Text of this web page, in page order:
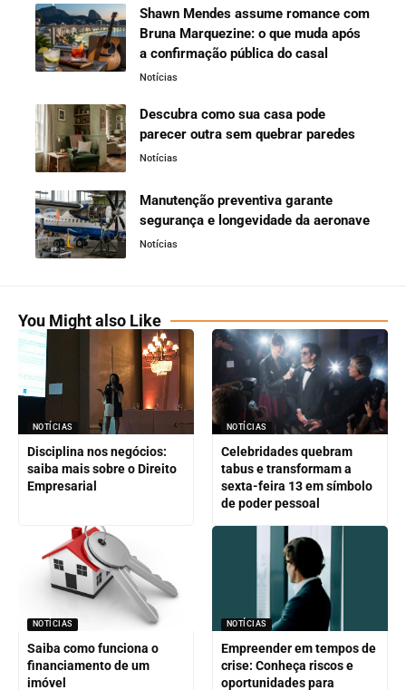
Shawn Mendes assume romance com
Bruna Marquezine: o que muda após
a confirmação pública do casal
Notícias
Descubra como sua casa pode
parecer outra sem quebrar paredes
Notícias
Manutenção preventiva garante
segurança e longevidade da aeronave
Notícias
You Might also Like
NOTÍCIAS
Disciplina nos negócios:
saiba mais sobre o Direito
Empresarial
NOTÍCIAS
Celebridades quebram
tabus e transformam a
sexta-feira 13 em símbolo
de poder pessoal
NOTÍCIAS
Saiba como funciona o
financiamento de um
imóvel
NOTÍCIAS
Empreender em tempos de
crise: Conheça riscos e
oportunidades para